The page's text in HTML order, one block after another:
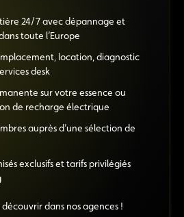
24/7 avec dépannage et
toute l’Europe
location, diagnostic
desk
sur votre essence ou
de recharge électrique
auprès d’une sélection de
exclusifs et tarifs privilégiés
dans nos agences !